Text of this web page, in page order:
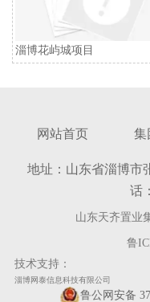
淄博花屿城项目
网站首页 集
地址：山东省淄博
话
山东天齐置业
鲁
技术支持：
淄博网泰信息科技有限公司
鲁公网安备